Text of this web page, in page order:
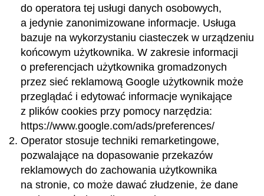
do operatora tej usługi danych osobowych,
a jedynie zanonimizowane informacje. Usługa
bazuje na wykorzystaniu ciasteczek w urządzeniu
końcowym użytkownika. W zakresie informacji
o preferencjach użytkownika gromadzonych
przez sieć reklamową Google użytkownik może
przeglądać i edytować informacje wynikające
z plików cookies przy pomocy narzędzia:
https://www.google.com/ads/preferences/
Operator stosuje techniki remarketingowe,
pozwalające na dopasowanie przekazów
reklamowych do zachowania użytkownika
na stronie, co może dawać złudzenie, że dane